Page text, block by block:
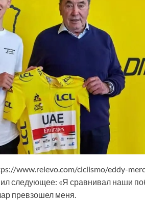
www.relevo.com/ciclismo/eddy-
следующее: «Я сравнивал наши
превзошел меня.